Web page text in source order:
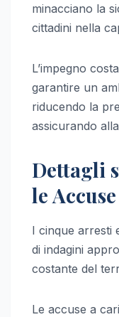
minacciano la
cittadini nella
L’impegno
garantire un
riducendo la
assicurando
Dettagli
le Accuse
I cinque arresti
di indagini
costante del
Le accuse a